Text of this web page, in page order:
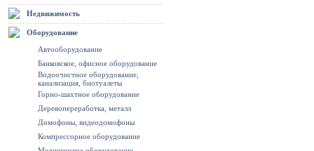
Недвижимость
Оборудование
Автооборудование
Банковское, офисное оборудование
Водоочистное оборудование,
канализация, биотуалеты
Горно-шахтное оборудование
Деревопереработка, металл
Домофоны, видеодомофоны
Компрессорное оборудование